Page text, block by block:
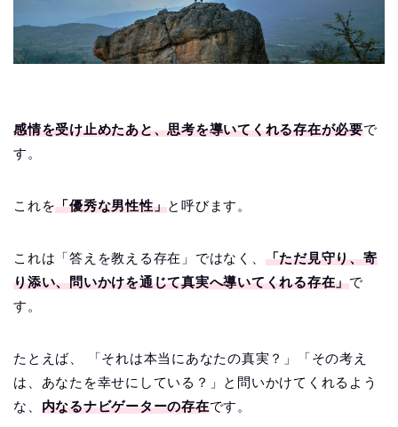
感情を受け止めたあと、思考を導いてくれる存在が必要で
す。
これを「優秀な男性性」と呼びます。
これは「答えを教える存在」ではなく、 「ただ見守り、寄
り添い、問いかけを通じて真実へ導いてくれる存在」で
す。
たとえば、 「それは本当にあなたの真実？」「その考え
は、あなたを幸せにしている？」と問いかけてくれるよう
な、 内なるナビゲーターの存在です。